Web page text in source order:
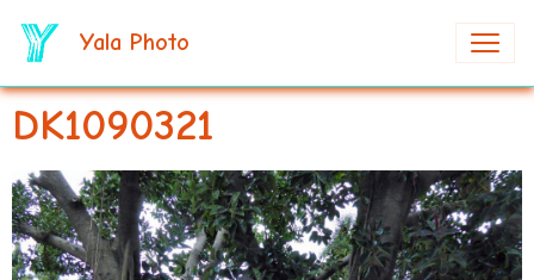
Yala Photo
DK1090321